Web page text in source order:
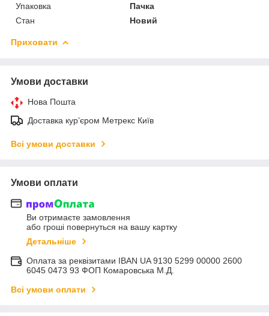
Упаковка
Пачка
Стан
Новий
Приховати
Умови доставки
Нова Пошта
Доставка курʼєром Метрекс Київ
Всі умови доставки
Умови оплати
Ви отримаєте замовлення
або гроші повернуться на вашу картку
Детальніше
Оплата за реквізитами IBAN UA 9130 5299 00000 2600
6045 0473 93 ФОП Комаровська М.Д.
Всі умови оплати